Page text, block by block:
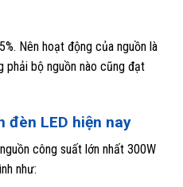
Nên hoạt động của nguồn là
phải bộ nguồn nào cũng đạt
đèn LED hiện nay
công suất lớn nhất 300W
như: